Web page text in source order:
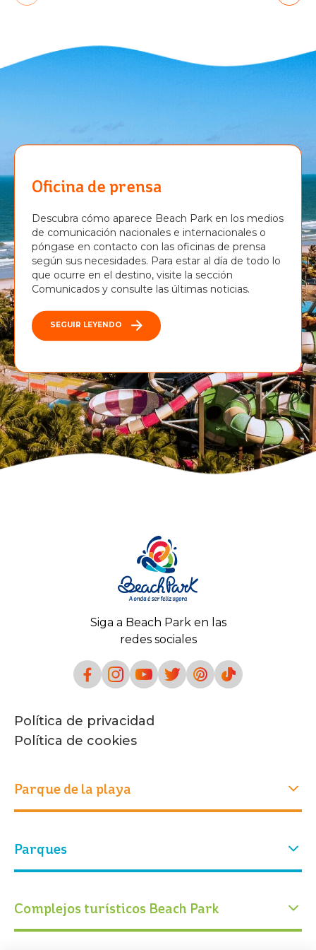
Oficina de prensa
Descubra cómo aparece Beach Park en los medios
de comunicación nacionales e internacionales o
póngase en contacto con las oficinas de prensa
según sus necesidades. Para estar al día de todo lo
que ocurre en el destino, visite la sección
Comunicados y consulte las últimas noticias.
SEGUIR LEYENDO
Siga a Beach Park en las
redes sociales
Política de privacidad
Política de cookies
Parque de la playa
Quiénes somos
Eventos
Parques
Entradas
Conservación
Complejos turísticos Beach Park